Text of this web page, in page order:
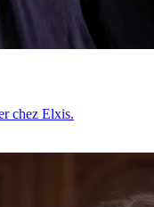
chez Elxis.